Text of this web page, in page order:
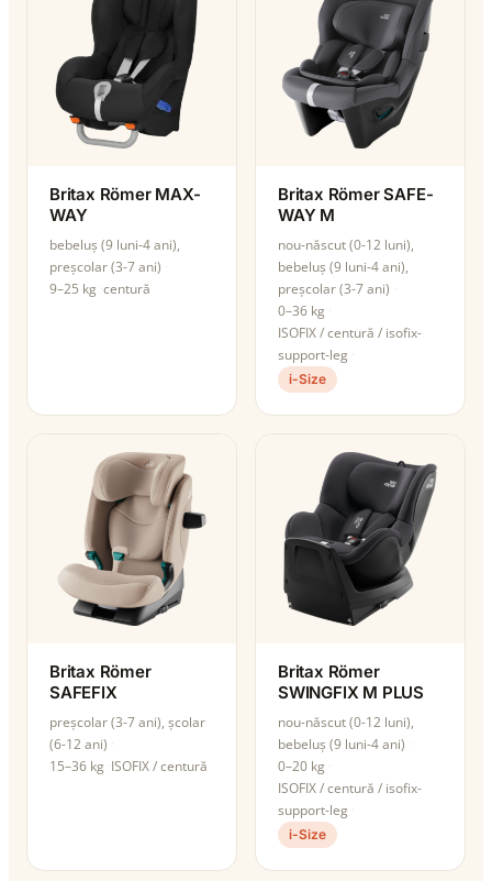
Britax Römer MAX-
WAY
bebeluș (9 luni-4 ani),
preșcolar (3-7 ani)
9–25 kg centură
Britax Römer SAFE-
WAY M
nou-născut (0-12 luni),
bebeluș (9 luni-4 ani),
preșcolar (3-7 ani)
0–36 kg
ISOFIX / centură / isofix-
support-leg
i-Size
Britax Römer
SAFEFIX
preșcolar (3-7 ani), școlar
(6-12 ani)
15–36 kg ISOFIX / centură
Britax Römer
SWINGFIX M PLUS
nou-născut (0-12 luni),
bebeluș (9 luni-4 ani)
0–20 kg
ISOFIX / centură / isofix-
support-leg
i-Size